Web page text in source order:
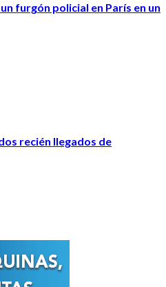
furgón policial en París en un
recién llegados de